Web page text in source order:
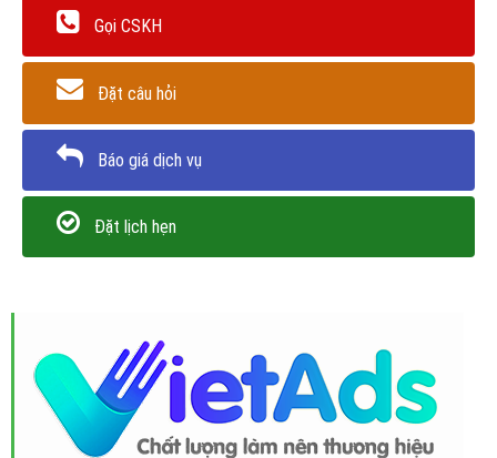
Gọi CSKH
Đặt câu hỏi
Báo giá dịch vụ
Đặt lịch hẹn